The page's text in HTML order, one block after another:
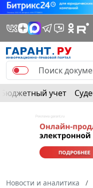
Бюджетный учет
Новости и аналитика